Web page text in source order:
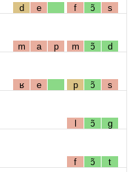
d e f ɔ̃ s
m a p m ɔ̃ d
ʁ e p ɔ̃ s
l ɔ̃ g
f ɔ̃ t